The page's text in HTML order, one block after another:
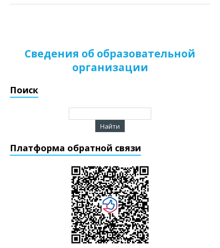
Сведения об образовательной
организации
Поиск
Платформа обратной связи